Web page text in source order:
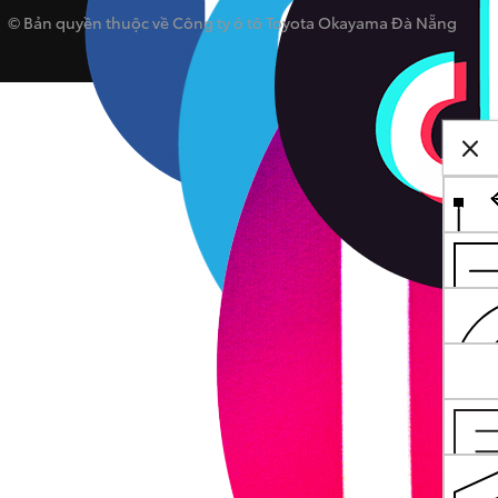
© Bản quyền thuộc về Công ty ô tô Toyota Okayama Đà Nẵng